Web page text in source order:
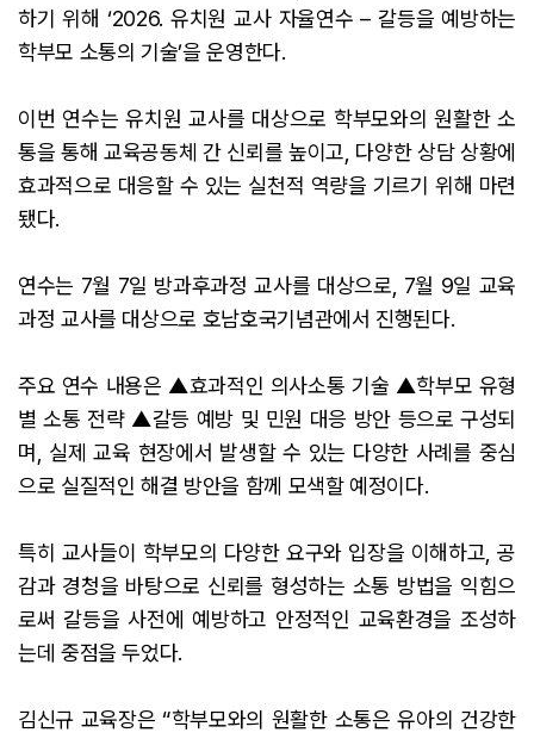
하기 위해 ‘2026. 유치원 교사 자율연수 – 갈등을 예방하는
학부모 소통의 기술’을 운영한다.
이번 연수는 유치원 교사를 대상으로 학부모와의 원활한 소
통을 통해 교육공동체 간 신뢰를 높이고, 다양한 상담 상황에
효과적으로 대응할 수 있는 실천적 역량을 기르기 위해 마련
됐다.
연수는 7월 7일 방과후과정 교사를 대상으로, 7월 9일 교육
과정 교사를 대상으로 호남호국기념관에서 진행된다.
주요 연수 내용은 ▲효과적인 의사소통 기술 ▲학부모 유형
별 소통 전략 ▲갈등 예방 및 민원 대응 방안 등으로 구성되
며, 실제 교육 현장에서 발생할 수 있는 다양한 사례를 중심
으로 실질적인 해결 방안을 함께 모색할 예정이다.
특히 교사들이 학부모의 다양한 요구와 입장을 이해하고, 공
감과 경청을 바탕으로 신뢰를 형성하는 소통 방법을 익힘으
로써 갈등을 사전에 예방하고 안정적인 교육환경을 조성하
는데 중점을 두었다.
김신규 교육장은 “학부모와의 원활한 소통은 유아의 건강한